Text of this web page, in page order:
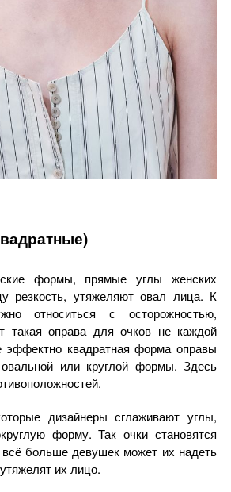
формы, прямые углы женских
резкость, утяжеляют овал лица. К
относиться с осторожностью,
такая оправа для очков не каждой
эффектно квадратная форма оправы
или круглой формы. Здесь
дизайнеры сглаживают углы,
форму. Так очки становятся
больше девушек может их надеть
их лицо.